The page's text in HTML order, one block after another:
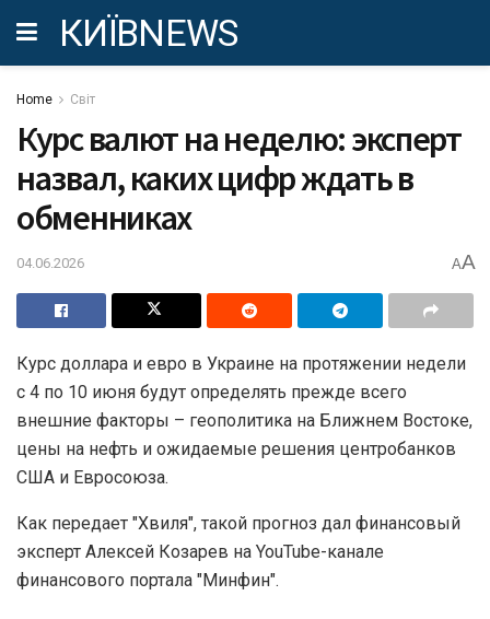
КИЇВNEWS
Home Світ
Курс валют на неделю: эксперт
назвал, каких цифр ждать в
обменниках
04.06.2026 AA
Курс доллара и евро в Украине на протяжении недели
с 4 по 10 июня будут определять прежде всего
внешние факторы – геополитика на Ближнем Востоке,
цены на нефть и ожидаемые решения центробанков
США и Евросоюза.
Как передает "Хвиля", такой прогноз дал финансовый
эксперт Алексей Козарев на YouTube-канале
финансового портала "Минфин".